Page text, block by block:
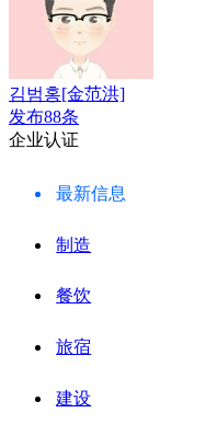
김범홍[金范洪]
发布88条
企业认证
最新信息
制造
餐饮
旅宿
建设